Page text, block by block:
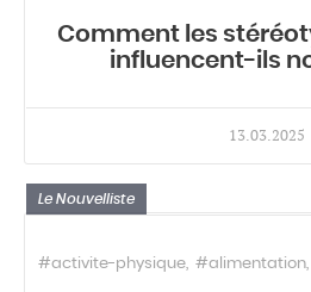
Comment les
influencent-ils
13.03.2025
Le Nouvelliste
#activite-physique #alimentation